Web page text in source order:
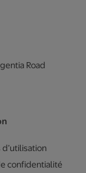
Road
confidentialité